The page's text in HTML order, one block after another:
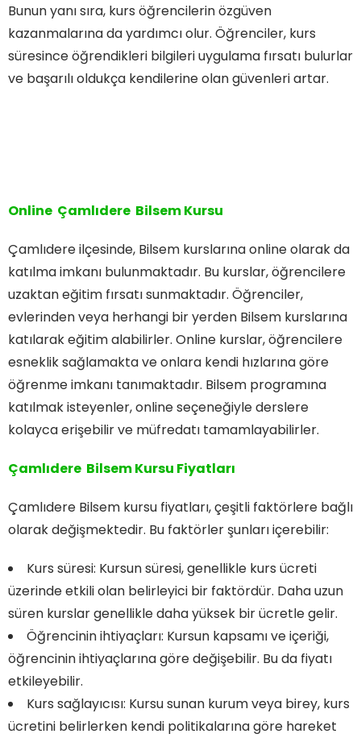
Bunun yanı sıra, kurs öğrencilerin özgüven
kazanmalarına da yardımcı olur. Öğrenciler, kurs
süresince öğrendikleri bilgileri uygulama fırsatı bulurlar
ve başarılı oldukça kendilerine olan güvenleri artar.
Online Çamlıdere Bilsem Kursu
Çamlıdere ilçesinde, Bilsem kurslarına online olarak da
katılma imkanı bulunmaktadır. Bu kurslar, öğrencilere
uzaktan eğitim fırsatı sunmaktadır. Öğrenciler,
evlerinden veya herhangi bir yerden Bilsem kurslarına
katılarak eğitim alabilirler. Online kurslar, öğrencilere
esneklik sağlamakta ve onlara kendi hızlarına göre
öğrenme imkanı tanımaktadır. Bilsem programına
katılmak isteyenler, online seçeneğiyle derslere
kolayca erişebilir ve müfredatı tamamlayabilirler.
Çamlıdere Bilsem Kursu Fiyatları
Çamlıdere Bilsem kursu fiyatları, çeşitli faktörlere bağlı
olarak değişmektedir. Bu faktörler şunları içerebilir:
Kurs süresi: Kursun süresi, genellikle kurs ücreti
üzerinde etkili olan belirleyici bir faktördür. Daha uzun
süren kurslar genellikle daha yüksek bir ücretle gelir.
Öğrencinin ihtiyaçları: Kursun kapsamı ve içeriği,
öğrencinin ihtiyaçlarına göre değişebilir. Bu da fiyatı
etkileyebilir.
Kurs sağlayıcısı: Kursu sunan kurum veya birey, kurs
ücretini belirlerken kendi politikalarına göre hareket